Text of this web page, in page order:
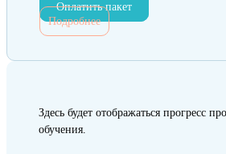
Оплатить пакет
Подробнее
Здесь будет отображаться прогресс
обучения.